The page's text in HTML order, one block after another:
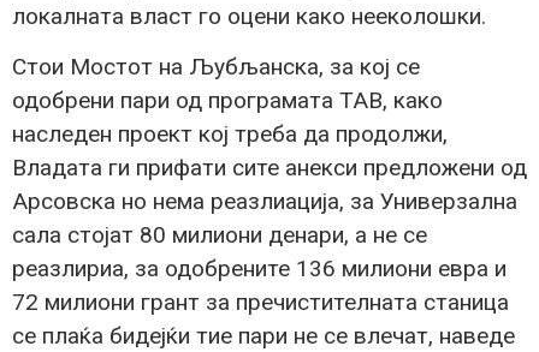
локалната власт го оцени како нееколошки.
Стои Мостот на Љубљанска, за кој се
одобрени пари од програмата ТАВ, како
наследен проект кој треба да продолжи,
Владата ги прифати сите анекси предложени од
Арсовска но нема реазлиација, за Универзална
сала стојат 80 милиони денари, а не се
реазлириа, за одобрените 136 милиони евра и
72 милиони грант за пречистителната станица
се плаќа бидејќи тие пари не се влечат, наведе